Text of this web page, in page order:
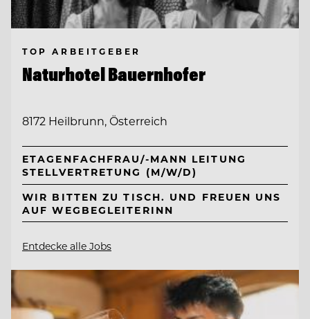
TOP ARBEITGEBER
Naturhotel Bauernhofer
8172 Heilbrunn, Österreich
ETAGENFACHFRAU/-MANN LEITUNG
STELLVERTRETUNG (M/W/D)
WIR BITTEN ZU TISCH. UND FREUEN UNS
AUF WEGBEGLEITERINN
Entdecke alle Jobs